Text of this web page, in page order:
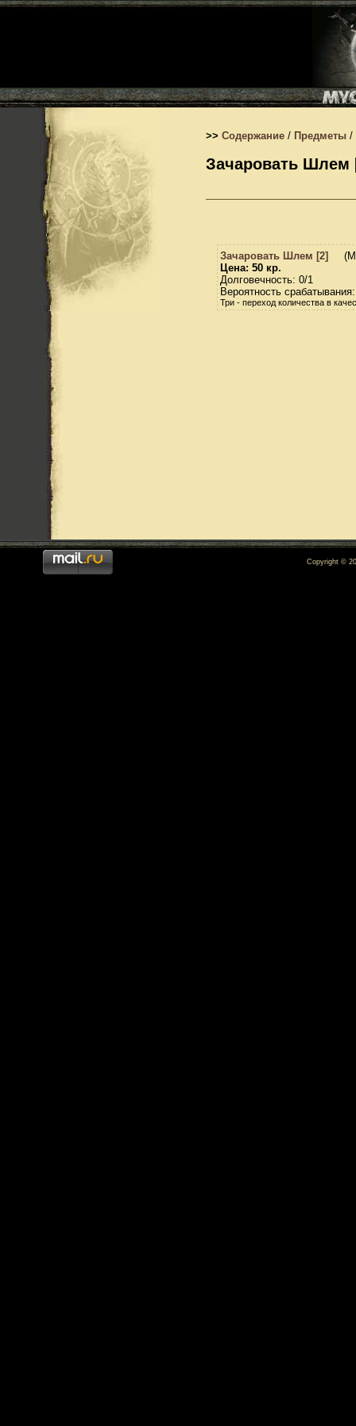
>> Содержание / Предметы /
Зачаровать Шлем
Зачаровать Шлем [2]
Цена: 50 кр.
Долговечность: 0/1
Вероятность
Три - переход количества в
Copyright ©